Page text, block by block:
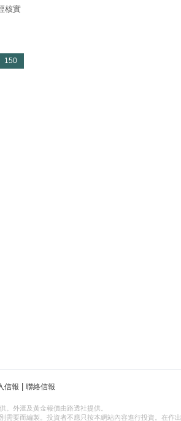
核實
150
信報 聯絡信報
。外滙及黃金報價由路透社提供。
需要而編製。投資者不應只按本網站內容進行投資。在作出